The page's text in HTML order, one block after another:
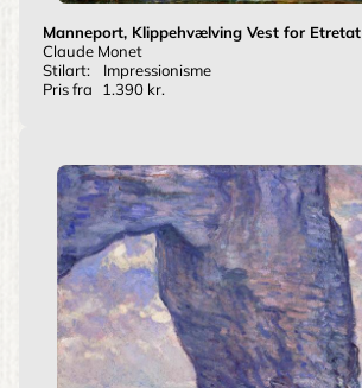
Manneport, Klippehvælving Vest for Etretat
Claude Monet
Stilart:
Impressionisme
Pris fra
1.390 kr.